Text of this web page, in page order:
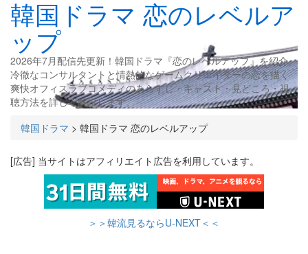
韓国ドラマ 恋のレベルア
ップ
2026年7月配信先更新！韓国ドラマ『恋のレベルアップ』を紹介。
冷徹なコンサルタントと情熱的なゲームクリエイターの恋を描く
爽快オフィスラブコメディのあらすじ・キャスト・見どころ・視
聴方法を詳しく解説します。
韓国ドラマ > 韓国ドラマ 恋のレベルアップ
[広告] 当サイトはアフィリエイト広告を利用しています。
＞＞韓流見るならU-NEXT＜＜